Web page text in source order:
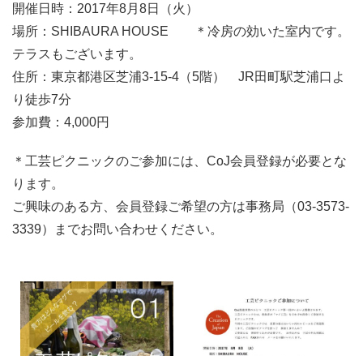
開催日時：2017年8月8日（火）
場所：SHIBAURA HOUSE ＊冷房の効いた室内です。
テラスもございます。
住所：東京都港区芝浦3-15-4（5階） JR田町駅芝浦口よ
り徒歩7分
参加費：4,000円
＊工芸ピクニックのご参加には、CoJ会員登録が必要とな
ります。
ご興味のある方、会員登録ご希望の方は事務局（03-3573-
3339）までお問い合わせください。